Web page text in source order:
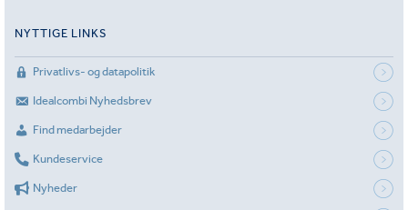
NYTTIGE LINKS
Privatlivs- og datapolitik
Idealcombi Nyhedsbrev
Find medarbejder
Kundeservice
Nyheder